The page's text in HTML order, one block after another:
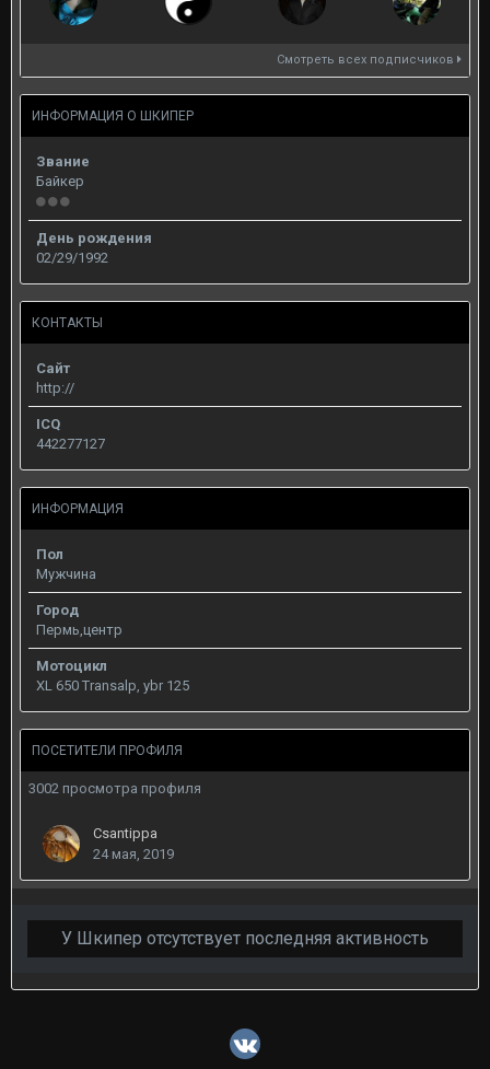
Смотреть всех подписчиков
ИНФОРМАЦИЯ О ШКИПЕР
Звание
Байкер
День рождения
02/29/1992
КОНТАКТЫ
Сайт
http://
ICQ
442277127
ИНФОРМАЦИЯ
Пол
Мужчина
Город
Пермь,центр
Мотоцикл
XL 650 Transalp, ybr 125
ПОСЕТИТЕЛИ ПРОФИЛЯ
3002 просмотра профиля
Csantippa
24 мая, 2019
У Шкипер отсутствует последняя активность